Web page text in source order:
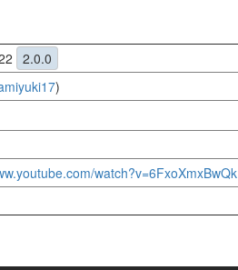
2.0.0
)
watch?v=6FxoXmxBwQk